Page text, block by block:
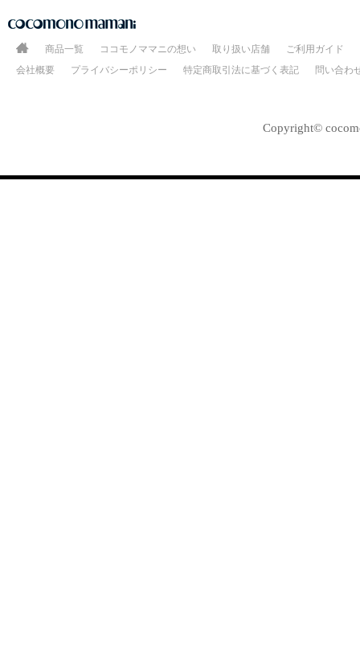
商品一覧 ココモノママニの想い 取り扱い店舗
ご利用ガイド
会社概要
プライバシーポリシー 特定商取引法に基づく表記 問い合わ
Copyright©